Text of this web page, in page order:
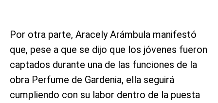
Por otra parte, Aracely Arámbula manifestó
que, pese a que se dijo que los jóvenes fueron
captados durante una de las funciones de la
obra Perfume de Gardenia, ella seguirá
cumpliendo con su labor dentro de la puesta